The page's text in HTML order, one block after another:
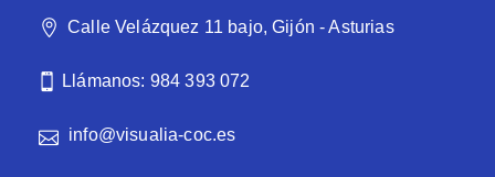
Calle Velázquez 11 bajo, Gijón - Asturias
Llámanos: 984 393 072
info@visualia-coc.es